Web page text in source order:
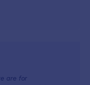
are for